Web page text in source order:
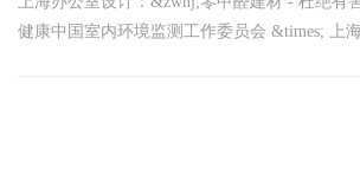
健康中国室内环境监测工作委员会 &times; 上